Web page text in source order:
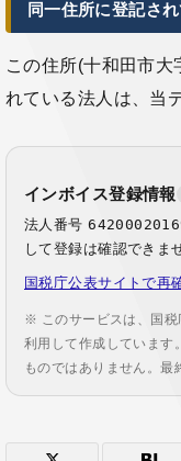
同一住所に登記さ
この住所(十和田市大
れている法人は、当
インボイス登録情報
法人番号
して登録は確認できま
国税庁公表サイトで再
※ このサービスは、国税
利用して作成しています
ものではありません。最